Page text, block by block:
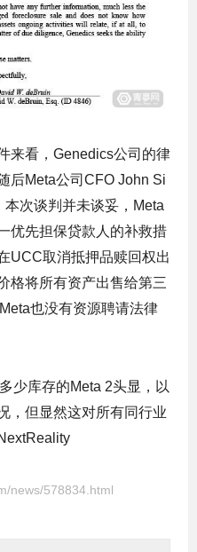
来看，Genedics公司的律
后Meta公司CFO John Si
本次谈判并未谈妥，Meta
优先担保贷款人的补救措
UCC取消抵押品赎回权出
格将所有资产出售给第三
也没有资源聘请法律
少库存的Meta 2头显，以
，但显然这对所有同行业
news/578834.html